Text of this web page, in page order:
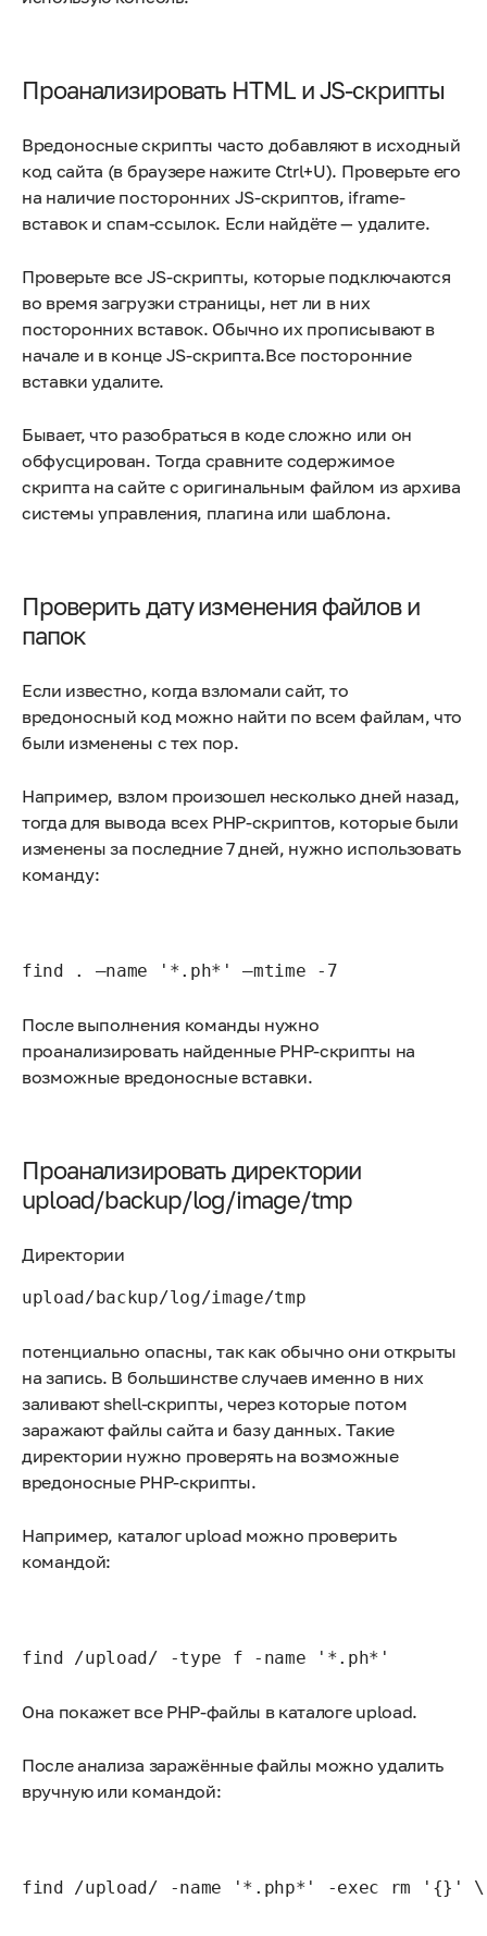
Проанализировать HTML и JS-скрипты
Вредоносные скрипты часто добавляют в исходный
код сайта (в браузере нажите Сtrl+U). Проверьте его
на наличие посторонних JS-скриптов, iframe-
вставок и спам-ссылок. Если найдёте — удалите.
Проверьте все JS-скрипты, которые подключаются
во время загрузки страницы, нет ли в них
посторонних вставок. Обычно их прописывают в
начале и в конце JS-скрипта.Все посторонние
вставки удалите.
Бывает, что разобраться в коде сложно или он
обфусцирован. Тогда сравните содержимое
скрипта на сайте с оригинальным файлом из архива
системы управления, плагина или шаблона.
Проверить дату изменения файлов и
папок
Если известно, когда взломали сайт, то
вредоносный код можно найти по всем файлам, что
были изменены с тех пор.
Например, взлом произошел несколько дней назад,
тогда для вывода всех PHP-скриптов, которые были
изменены за последние 7 дней, нужно использовать
команду:
find . –name '*.ph*' –mtime -7
После выполнения команды нужно
проанализировать найденные PHP-скрипты на
возможные вредоносные вставки.
Проанализировать директории
upload/backup/log/image/tmp
Директории
upload/backup/log/image/tmp
потенциально опасны, так как обычно они открыты
на запись. В большинстве случаев именно в них
заливают shell-скрипты, через которые потом
заражают файлы сайта и базу данных. Такие
директории нужно проверять на возможные
вредоносные PHP-скрипты.
Например, каталог upload можно проверить
командой:
find /upload/ -type f -name '*.ph*'
Она покажет все PHP-файлы в каталоге upload.
После анализа заражённые файлы можно удалить
вручную или командой: